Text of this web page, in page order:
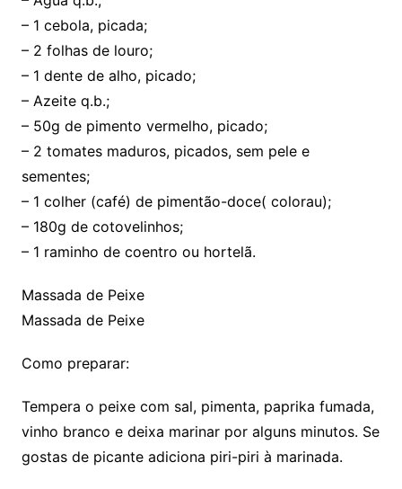
– 1 cebola, picada;
– 2 folhas de louro;
– 1 dente de alho, picado;
– Azeite q.b.;
– 50g de pimento vermelho, picado;
– 2 tomates maduros, picados, sem pele e
sementes;
– 1 colher (café) de pimentão-doce( colorau);
– 180g de cotovelinhos;
– 1 raminho de coentro ou hortelã.
Massada de Peixe
Massada de Peixe
Como preparar:
Tempera o peixe com sal, pimenta, paprika fumada,
vinho branco e deixa marinar por alguns minutos. Se
gostas de picante adiciona piri-piri à marinada.